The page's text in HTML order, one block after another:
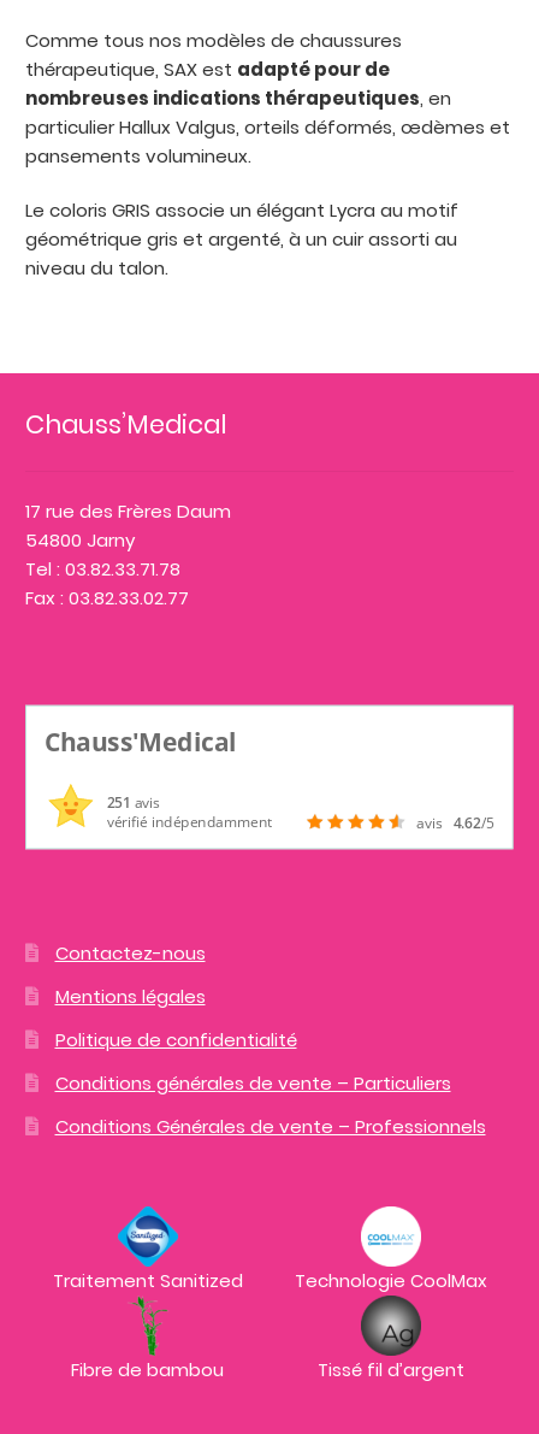
Comme tous nos modèles de chaussures
thérapeutique, SAX est adapté pour de
nombreuses indications thérapeutiques, en
particulier Hallux Valgus, orteils déformés, œdèmes et
pansements volumineux.
Le coloris GRIS associe un élégant Lycra au motif
géométrique gris et argenté, à un cuir assorti au
niveau du talon.
Chauss’Medical
17 rue des Frères Daum
54800 Jarny
Tel : 03.82.33.71.78
Fax : 03.82.33.02.77
Chauss'Medical
251 avis
vérifié indépendamment
avis 4.62/5
Contactez-nous
Mentions légales
Politique de confidentialité
Conditions générales de vente – Particuliers
Conditions Générales de vente – Professionnels
Traitement Sanitized Technologie CoolMax
Fibre de bambou Tissé fil d’argent